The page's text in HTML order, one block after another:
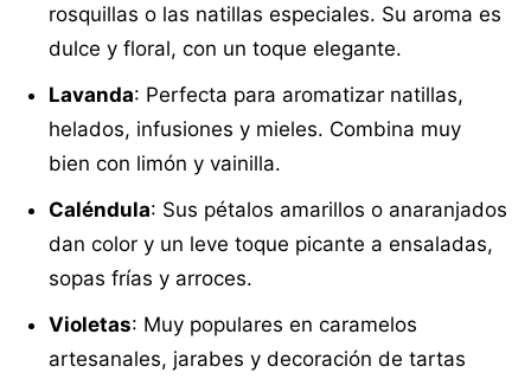
rosquillas o las natillas especiales. Su aroma es
dulce y floral, con un toque elegante.
Lavanda: Perfecta para aromatizar natillas,
helados, infusiones y mieles. Combina muy
bien con limón y vainilla.
Caléndula: Sus pétalos amarillos o anaranjados
dan color y un leve toque picante a ensaladas,
sopas frías y arroces.
Violetas: Muy populares en caramelos
artesanales, jarabes y decoración de tartas